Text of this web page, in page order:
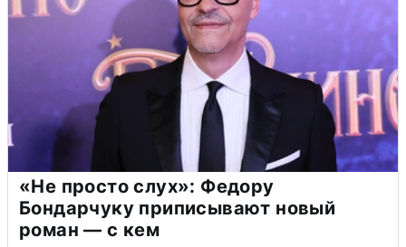
«Не просто слух»: Федору
Бондарчуку приписывают новый
роман — с кем